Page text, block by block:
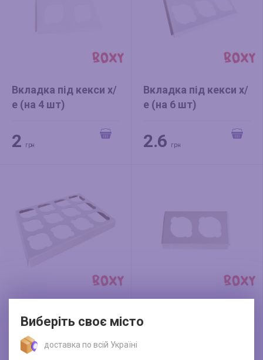
Виберіть своє місто
доставка по всій Україні
Вкладка під кекси х/
е (на 4 шт)
2 грн
Вкладка під кекси х/
е (на 6 шт)
2.6 грн
е (на 12 шт)